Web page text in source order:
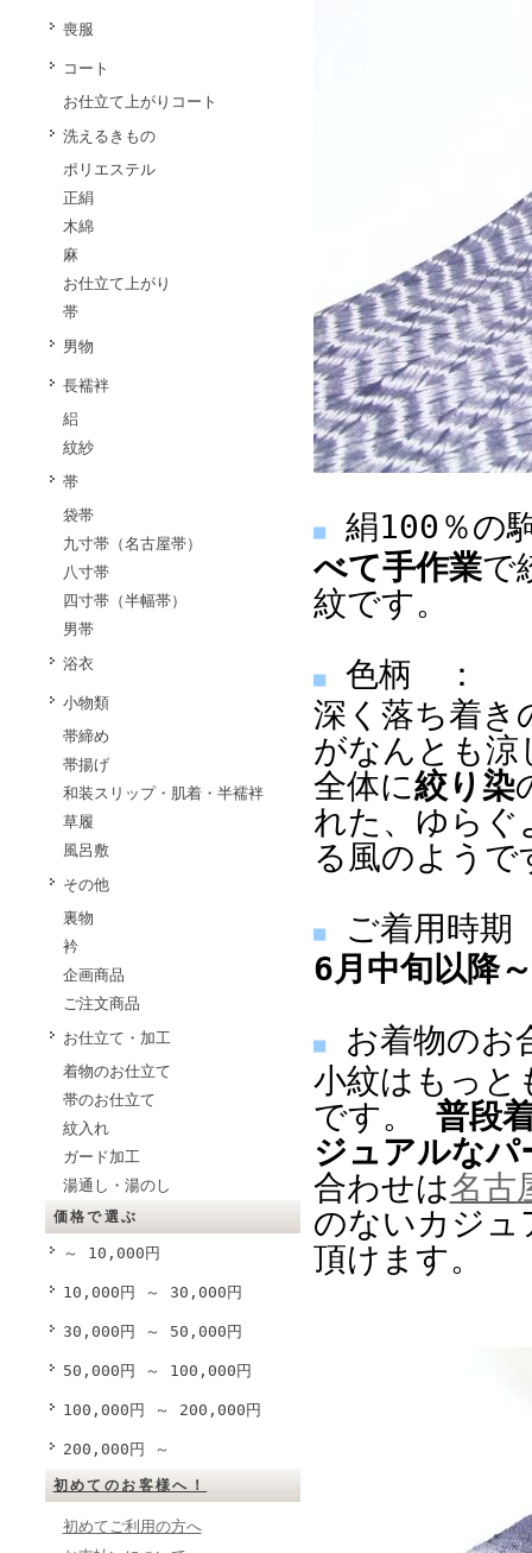
喪服
コート
お仕立て上がりコート
洗えるきもの
ポリエステル
正絹
木綿
麻
お仕立て上がり
帯
男物
長襦袢
絽
紋紗
帯
袋帯
九寸帯（名古屋帯）
八寸帯
四寸帯（半幅帯）
男帯
浴衣
小物類
帯締め
帯揚げ
和装スリップ・肌着・半襦袢
草履
風呂敷
その他
裏物
衿
企画商品
ご注文商品
お仕立て・加工
着物のお仕立て
帯のお仕立て
紋入れ
ガード加工
湯通し・湯のし
価格で選ぶ
～ 10,000円
10,000円 ～ 30,000円
30,000円 ～ 50,000円
50,000円 ～ 100,000円
100,000円 ～ 200,000円
200,000円 ～
初めてのお客様へ！
初めてご利用の方へ
■ 絹100％の
べて手作業で
紋です。
■ 色柄 ：
深く落ち着き
がなんとも涼
全体に絞り染
れた、ゆらぐ
る風のようで
■
ご着用時
6月中旬以降
■
お着物の
小紋はもっと
です。 普段
ジュアルなパ
合わせは名古
のないカジ
頂けます。